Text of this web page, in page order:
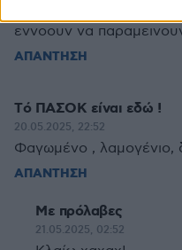
εννοουν να
ΑΠΑΝΤΗΣΗ
Tό ΠΑΣΟΚ είναι εδώ !
20.05.2025, 22:52
Φαγωμένο , λαμογένιο,
ΑΠΑΝΤΗΣΗ
Με πρόλαβες
21.05.2025, 02:52